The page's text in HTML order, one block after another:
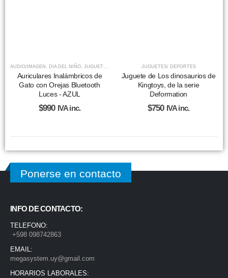
AUDIO/IMAGEN , DIA DEL NIÑO, JUGUETES/ DEPORTES OFERTAS NAVIDEÑAS
Auriculares Inalámbricos de
Gato con Orejas Bluetooth
Luces - AZUL
$990 IVA inc.
JUGUETES/ DEPORTES
Juguete de Los dinosaurios de
Kingtoys, de la serie
Deformation
$750 IVA inc.
Ponerse en contacto
INFO DE CONTACTO:
TELEFONO:
+598 098742863
EMAIL:
megasystem.uy@gmail.com
HORARIOS LABORALES: